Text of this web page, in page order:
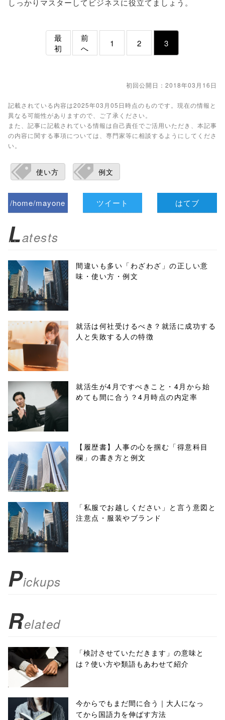
しっかりマスターしてビジネスに役立てましょう。
最
初
前
へ
1 2 3
初回公開日：2018年03月16日
記載されている内容は2025年03月05日時点のものです。現在の情報と
異なる可能性がありますので、ご了承ください。
また、記事に記載されている情報は自己責任でご活用いただき、本記事
の内容に関する事項については、専門家等に相談するようにしてくださ
い。
使い方 例文
/home/mayone
biz.jp/public_ht
ml/wp-
content/themes
/tapbiz_theme/
parts/sns-
buttons.php on
line10
/1040368"
onclick="windo
w.open(this.hre
f, 'Gwindow',
'width=550,
height=450,
menubar=no,
toolbar=no,
scrollbars=yes'
false;"> シェア
ツイート はてブ
Latests
間違いも多い「わざわざ」の正しい意
味・使い方・例文
就活は何社受けるべき？就活に成功する
人と失敗する人の特徴
就活生が4月ですべきこと・4月から始
めても間に合う？4月時点の内定率
【履歴書】人事の心を掴む「得意科目
欄」の書き方と例文
「私服でお越しください」と言う意図と
注意点・服装やブランド
Pickups
Related
「検討させていただきます」の意味と
は？使い方や類語もあわせて紹介
今からでもまだ間に合う｜大人になっ
てから国語力を伸ばす方法